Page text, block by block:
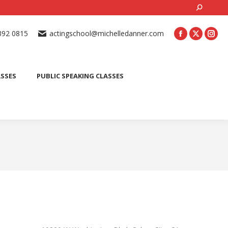
Search:
0815 actingschool@michelledanner.com
PUBLIC SPEAKING CLASSES
ONLINE ACTING CLASSES BEGINNER ACTING CLASSES
CONTACT US